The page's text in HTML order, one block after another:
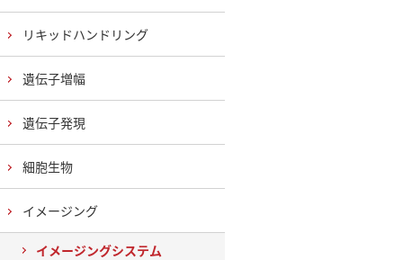
リキッドハンドリング
遺伝子増幅
遺伝子発現
細胞生物
イメージング
イメージングシステム